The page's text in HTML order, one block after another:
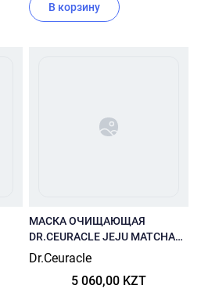
В корзину
МАСКА ОЧИЩАЮЩАЯ
DR.CEURACLE JEJU MATCHA
CLAY PACK 115 Г.
Dr.Ceuracle
5 060,00 KZT